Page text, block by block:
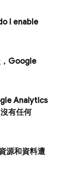
I enable
，Google
Analytics
有任何
源和資料遭